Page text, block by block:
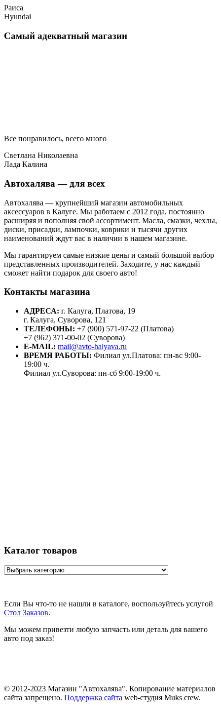
Раиса
Hyundai
Самый адекватный магазин
Все понравилось, всего много
Светлана Николаевна
Лада Калина
Автохалява — для всех
Автохалява — крупнейший магазин автомобильных
аксессуаров в Калуге. Мы работаем с 2012 года, постоянно
расширяя и пополняя свой ассортимент. Масла, смазки, чехлы,
диски, присадки, лампочки, коврики и тысячи других
наименований ждут вас в наличии в нашем магазине.
Мы гарантируем самые низкие цены и самый большой выбор
представленных производителей. Заходите, у нас каждый
сможет найти подарок для своего авто!
Контакты магазина
АДРЕСА: г. Калуга, Платова, 19
г. Калуга, Суворова, 121
ТЕЛЕФОНЫ: +7 (900) 571-97-22 (Платова)
+7 (962) 371-00-02 (Суворова)
E-MAIL: mail@avto-halyava.ru
ВРЕМЯ РАБОТЫ: Филиал ул.Платова: пн-вс 9:00-
19:00 ч.
Филиал ул.Суворова: пн-сб 9:00-19:00 ч.
Каталог товаров
Если Вы что-то не нашли в каталоге, воспользуйтесь услугой
Стол Заказов.
Мы можем привезти любую запчасть или деталь для вашего
авто под заказ!
© 2012-2023 Магазин "Автохалява". Копирование материалов
сайта запрещено. Поддержка сайта web-студия Muks crew.